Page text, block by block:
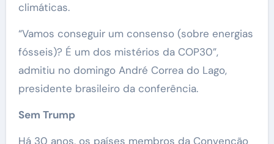
climáticas.
“Vamos conseguir um consenso (sobre energias
fósseis)? É um dos mistérios da COP30”,
admitiu no domingo André Correa do Lago,
presidente brasileiro da conferência.
Sem Trump
Há 30 anos, os países membros da Convenção